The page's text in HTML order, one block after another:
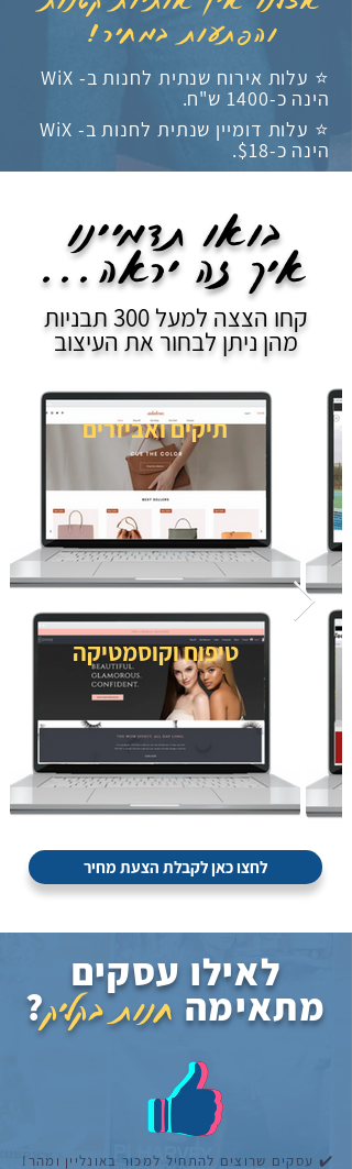
והפתעות במחיר!
⭐
עלות אירוח שנתית לחנות ב- WiX
הינה כ-1400 ש"ח.
⭐
עלות דומיין שנתית לחנות ב- WiX
הינה כ-$18.
בואו תדמיינו
איך זה יראה...
קחו הצצה למעל 300 תבניות
מהן ניתן לבחור את העיצוב
תיקים ואביזרים
טיפוח וקוסמטיקה
לחצו כאן לקבלת הצעת מחיר
לאילו עסקים
מתאימה חנות בקליק?
✔️ עסקים שרוצים להתחיל למכור באונליין ומהר!